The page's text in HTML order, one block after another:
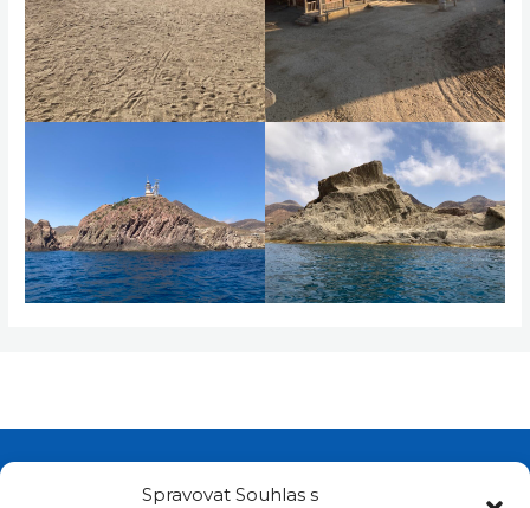
Spravovat Souhlas s